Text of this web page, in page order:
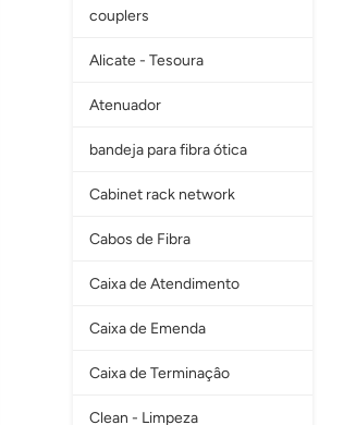
couplers
Alicate - Tesoura
Atenuador
bandeja para fibra ótica
Cabinet rack network
Cabos de Fibra
Caixa de Atendimento
Caixa de Emenda
Caixa de Terminaçâo
Clean - Limpeza